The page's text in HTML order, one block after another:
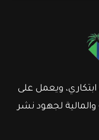
ويعمل على
لجهود نشر